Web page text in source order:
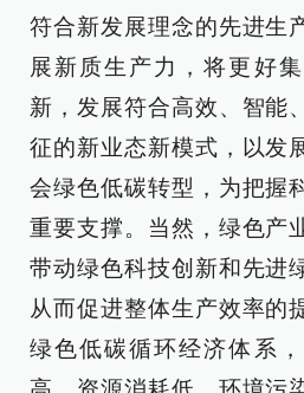
符合新发展理念的先进生
展新质生产力，将更好
新，发展符合高效、智能
征的新业态新模式，以发
会绿色低碳转型，为把握
重要支撑。当然，绿色产
带动绿色科技创新和先进
从而促进整体生产效率的
绿色低碳循环经济体系